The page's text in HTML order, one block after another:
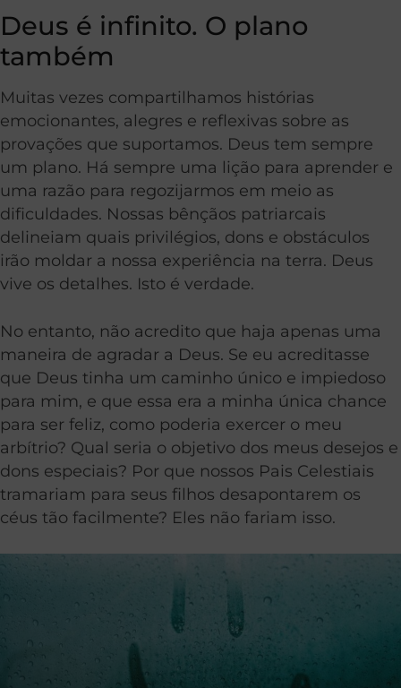
Deus é infinito. O plano
também
Muitas vezes compartilhamos histórias
emocionantes, alegres e reflexivas sobre as
provações que suportamos. Deus tem sempre
um plano. Há sempre uma lição para aprender e
uma razão para regozijarmos em meio as
dificuldades. Nossas bênçãos patriarcais
delineiam quais privilégios, dons e obstáculos
irão moldar a nossa experiência na terra. Deus
vive os detalhes. Isto é verdade.
No entanto, não acredito que haja apenas uma
maneira de agradar a Deus. Se eu acreditasse
que Deus tinha um caminho único e impiedoso
para mim, e que essa era a minha única chance
para ser feliz, como poderia exercer o meu
arbítrio? Qual seria o objetivo dos meus desejos e
dons especiais? Por que nossos Pais Celestiais
tramariam para seus filhos desapontarem os
céus tão facilmente? Eles não fariam isso.